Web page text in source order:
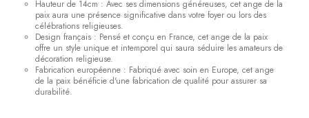
Hauteur de 14cm : Avec ses dimensions généreuses, cet ange de la
paix aura une présence significative dans votre foyer ou lors des
célébrations religieuses.
Design français : Pensé et conçu en France, cet ange de la paix
offre un style unique et intemporel qui saura séduire les amateurs de
décoration religieuse.
Fabrication européenne : Fabriqué avec soin en Europe, cet ange
de la paix bénéficie d'une fabrication de qualité pour assurer sa
durabilité.